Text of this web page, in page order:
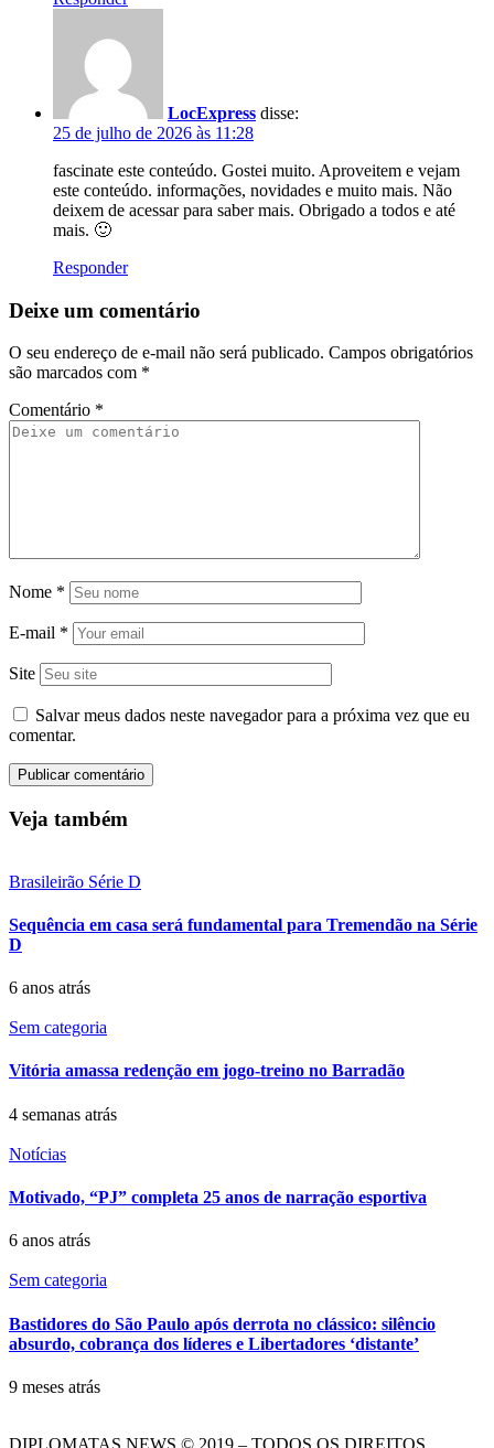
LocExpress disse:
25 de julho de 2026 às 11:28
fascinate este conteúdo. Gostei muito. Aproveitem e vejam
este conteúdo. informações, novidades e muito mais. Não
deixem de acessar para saber mais. Obrigado a todos e até
mais. 🙂
Responder
Deixe um comentário
O seu endereço de e-mail não será publicado. Campos obrigatórios
são marcados com *
Comentário *
Nome *
E-mail *
Site
Salvar meus dados neste navegador para a próxima vez que eu
comentar.
Veja também
Brasileirão Série D
Sequência em casa será fundamental para Tremendão na Série
D
6 anos atrás
Sem categoria
Vitória amassa redenção em jogo-treino no Barradão
4 semanas atrás
Notícias
Motivado, “PJ” completa 25 anos de narração esportiva
6 anos atrás
Sem categoria
Bastidores do São Paulo após derrota no clássico: silêncio
absurdo, cobrança dos líderes e Libertadores ‘distante’
9 meses atrás
DIPLOMATAS NEWS © 2019 – TODOS OS DIREITOS